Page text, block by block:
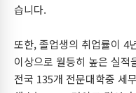
습니다.
또한, 졸업생의 취업률이 4
이상으로 월등히 높은 실적
전국 135개 전문대학중 세